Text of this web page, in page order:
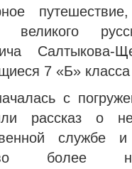
великого
Салтыкова-
7 «Б»
с
рассказ о
службе
более